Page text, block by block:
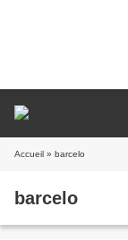
Accueil » barcelo
barcelo